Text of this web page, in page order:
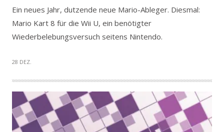
Ein neues Jahr, dutzende neue Mario-Ableger. Diesmal:
Mario Kart 8 für die Wii U, ein benötigter
Wiederbelebungsversuch seitens Nintendo.
28 DEZ.